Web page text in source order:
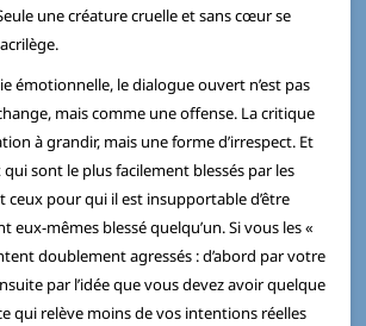
une créature cruelle et sans cœur se
émotionnelle, le dialogue ouvert n’est pas
mais comme une offense. La critique
à grandir, mais une forme d’irrespect. Et
sont le plus facilement blessés par les
ceux pour qui il est insupportable d’être
eux-mêmes blessé quelqu’un. Si vous les «
doublement agressés : d’abord par votre
par l’idée que vous devez avoir quelque
qui relève moins de vos intentions réelles